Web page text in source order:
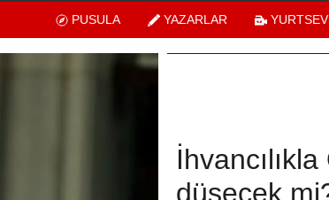
PUSULA YAZARLAR
İhvancılıkla
düşecek